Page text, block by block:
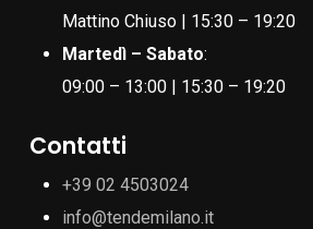
Mattino Chiuso | 15:30 – 19:20
Martedì – Sabato:
09:00 – 13:00 | 15:30 – 19:20
Contatti
+39 02 4503024
info@tendemilano.it